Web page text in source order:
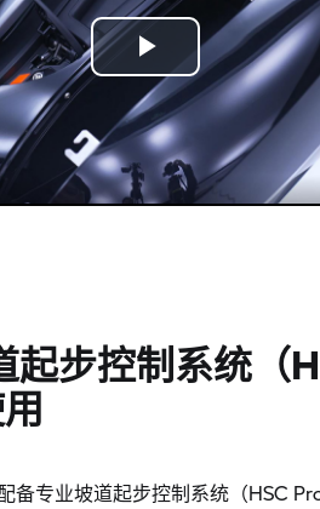
Play
Video
起步控制系统（
备专业坡道起步控制系统（HSC